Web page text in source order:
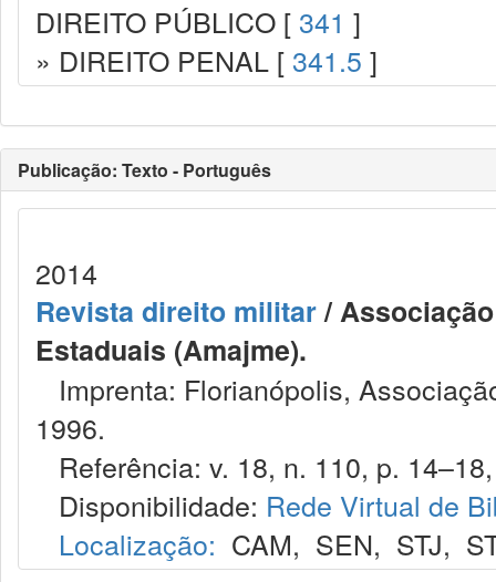
DIREITO PÚBLICO [ 341 ]
» DIREITO PENAL [ 341.5 ]
Publicação: Texto - Português
2014
Revista direito militar/
Estaduais (Amajme).
Imprenta: Florianópolis,
1996.
Referência: v. 18, n. 110, p.
Disponibilidade: Rede Virtual de
Localização: CAM, SEN, STJ,